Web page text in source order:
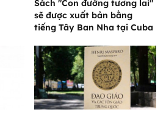
Sách "Con đường tương lai"
sẽ được xuất bản bằng
tiếng Tây Ban Nha tại Cuba